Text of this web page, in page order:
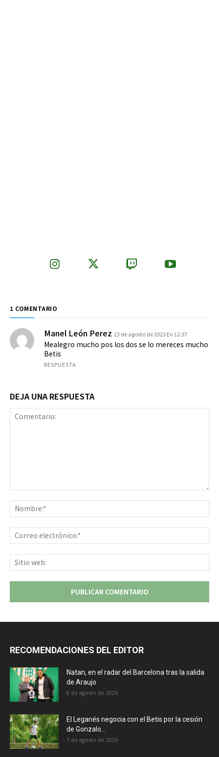
1 COMENTARIO
Manel León Perez 23 de agosto de 2023 En 12:37
Mealegro mucho pos los dos se lo mereces mucho
Betis
RESPUESTA
DEJA UNA RESPUESTA
RECOMENDACIONES DEL EDITOR
Natan, en el radar del Barcelona tras la salida
de Araujo
8 de agosto de 2026
El Leganés negocia con el Betis por la cesión
de Gonzalo...
7 de agosto de 2026